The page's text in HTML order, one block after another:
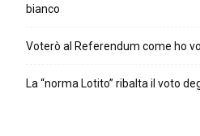
bianco
Voterò al Referendum come ho
La “norma Lotito” ribalta il voto